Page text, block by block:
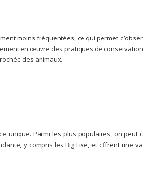
moins fréquentées, ce qui permet
en œuvre des pratiques de
des animaux.
unique. Parmi les plus populaires, on peut
y compris les Big Five, et offrent une